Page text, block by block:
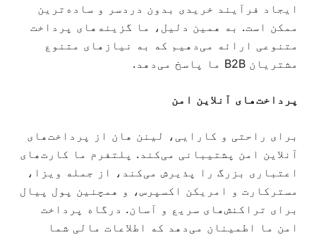
ایجاد فرآیند خریدی بدون دردسر و ساده‌ترین
ممکن است. به همین دلیل، ما گزینه‌های پرداخت
متنوعی ارائه می‌دهیم که به نیازهای متنوع
مشتریان B2B ما پاسخ می‌دهد.
پرداخت‌های آنلاین امن
برای راحتی و کارایی، لینن هان از پرداخت‌های
آنلاین امن پشتیبانی می‌کند. پلتفرم ما کارت‌های
اعتباری بزرگ را پذیرش می‌کند، از جمله ویزا،
مسترکارت و امریکن اکسپرس، و همچنین پول پیال
برای تراکنش‌های سریع و آسان. درگاه پرداخت
امن ما اطمینان می‌دهد که اطلاعات مالی شما